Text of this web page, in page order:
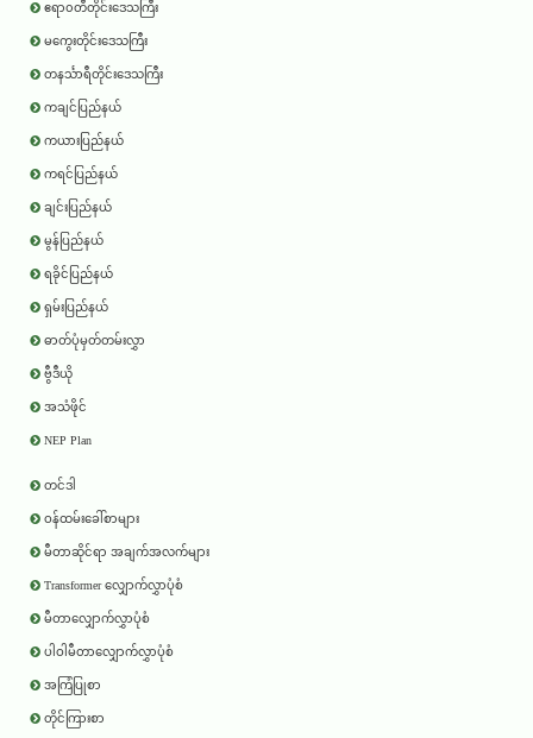
ဧရာ၀တီတိုင်းဒေသကြီး
မကွေးတိုင်းဒေသကြီး
တနင်္သာရီတိုင်းဒေသကြီး
ကချင်ပြည်နယ်
ကယားပြည်နယ်
ကရင်ပြည်နယ်
ချင်းပြည်နယ်
မွန်ပြည်နယ်
ရခိုင်ပြည်နယ်
ရှမ်းပြည်နယ်
ဓာတ်ပုံမှတ်တမ်းလွှာ
ဗွီဒီယို
အသံဖိုင်
NEP Plan
တင်ဒါ
ဝန်ထမ်းခေါ်စာများ
မီတာဆိုင်ရာ အချက်အလက်များ
Transformer လျှောက်လွှာပုံစံ
မီတာလျှောက်လွှာပုံစံ
ပါဝါမီတာလျှောက်လွှာပုံစံ
အကြံပြုစာ
တိုင်ကြားစာ